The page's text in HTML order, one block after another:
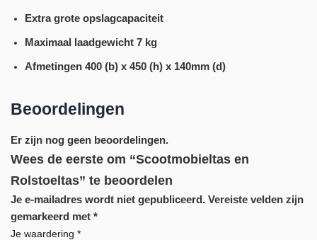
Extra grote opslagcapaciteit
Maximaal laadgewicht 7 kg
Afmetingen 400 (b) x 450 (h) x 140mm (d)
Beoordelingen
Er zijn nog geen beoordelingen.
Wees de eerste om “Scootmobieltas en
Rolstoeltas” te beoordelen
Je e-mailadres wordt niet gepubliceerd. Vereiste velden zijn
gemarkeerd met *
Je waardering *